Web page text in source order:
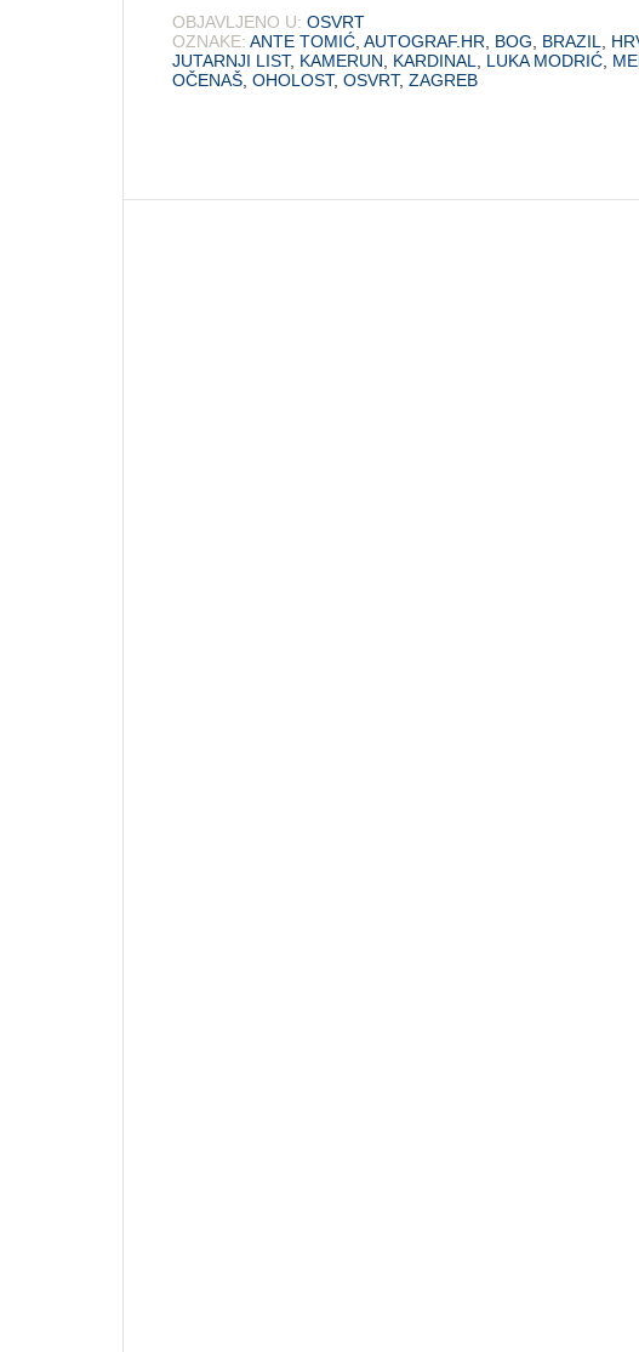
OBJAVLJENO U: OSVRT
OZNAKE: ANTE TOMIĆ AUTOGRAF.HR BOG BRAZIL
JUTARNJI LIST, KAMERUN KARDINAL LUKA MODRIĆ
OČENAŠ OHOLOST, OSVRT, ZAGREB